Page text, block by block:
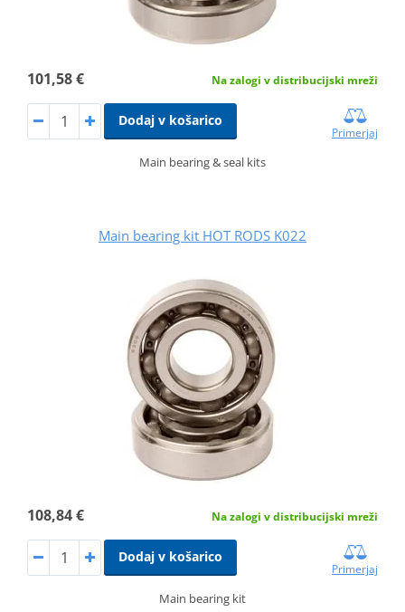
101,58 € Na zalogi v distribucijski mreži
Dodaj v košarico
Primerjaj
Main bearing & seal kits
Main bearing kit HOT RODS K022
108,84 € Na zalogi v distribucijski mreži
Dodaj v košarico
Primerjaj
Main bearing kit